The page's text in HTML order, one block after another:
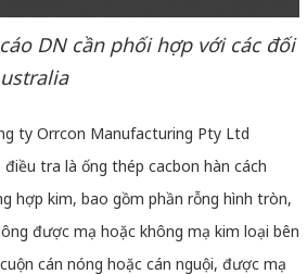
DN cần phối hợp với các đối
ty Orrcon Manufacturing Pty Ltd
tra là ống thép cacbon hàn cách
hợp kim, bao gồm phần rỗng hình tròn,
được mạ hoặc không mạ kim loại bên
cán nóng hoặc cán nguội, được mạ